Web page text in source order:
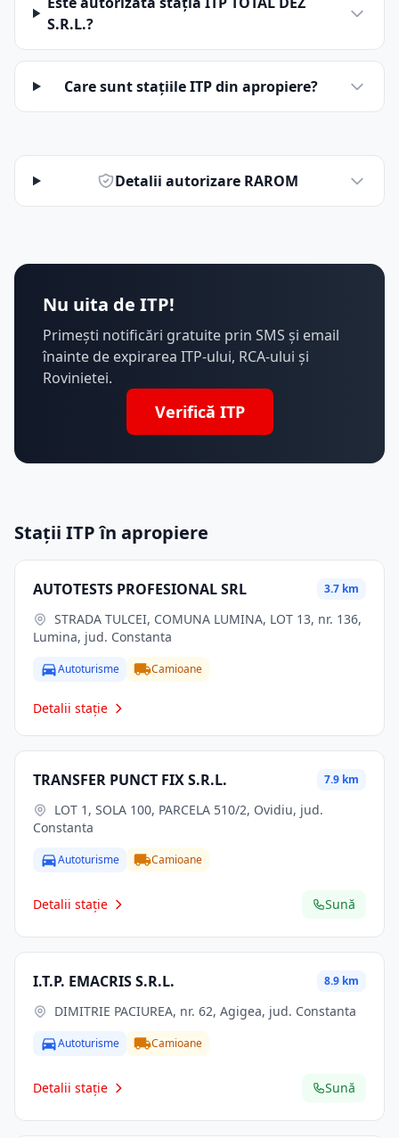
S.R.L.?
Care sunt stațiile ITP din apropiere?
Detalii autorizare RAROM
Nu uita de ITP!
Primești notificări gratuite prin SMS și email
înainte de expirarea ITP-ului, RCA-ului și
Rovinietei.
Verifică ITP
Stații ITP în apropiere
AUTOTESTS PROFESIONAL SRL 3.7 km
Lumina, jud. Constanta
Autoturisme Camioane
Detalii stație
TRANSFER PUNCT FIX S.R.L. 7.9 km
Constanta
Autoturisme Camioane
Detalii stație Sună
I.T.P. EMACRIS S.R.L. 8.9 km
DIMITRIE PACIUREA, nr. 62, Agigea, jud. Constanta
Autoturisme Camioane
Detalii stație Sună